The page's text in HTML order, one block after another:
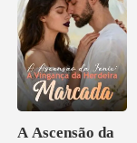
A Ascensão da